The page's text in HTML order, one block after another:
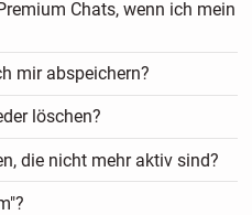
Chats, wenn ich mein
mir abspeichern?
löschen?
die nicht mehr aktiv sind?